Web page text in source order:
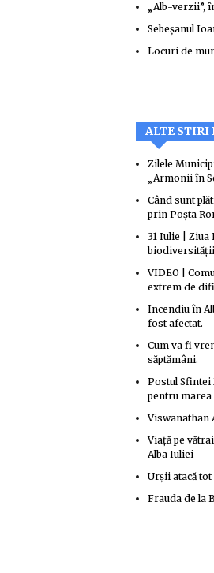
„Alb-verzii”,
Sebeșanul
Locuri de
ALTE STIRI
Zilele
„Armonii în
Când sunt
prin Poșta
31 Iulie |
biodiversității
VIDEO |
extrem de
Incendiu în
fost afectat.
Cum va fi
săptămâni.
Postul Sfintei
pentru marea
Viswanathan
Viață pe
Alba Iuliei
Urșii atacă
Frauda de la